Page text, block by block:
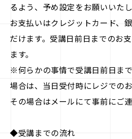
るよう、予め設定をお願いいたし
お支払いはクレジットカード、
だけます。受講日前日までのお
ます。
※何らかの事情で受講日前日ま
場合は、当日受付時にレジでの
その場合はメールにて事前にご
◆受講までの流れ